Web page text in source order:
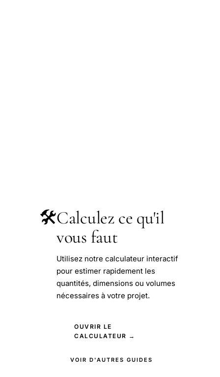
🛠️Calculez ce qu'il
vous faut
Utilisez notre calculateur interactif
pour estimer rapidement les
quantités, dimensions ou volumes
nécessaires à votre projet.
OUVRIR LE
CALCULATEUR →
VOIR D'AUTRES GUIDES